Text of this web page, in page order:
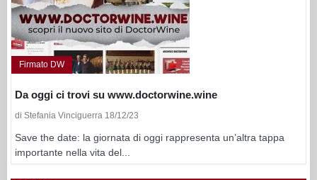
Firmato DW
Da oggi ci trovi su www.doctorwine.wine
di Stefania Vinciguerra 18/12/23
Save the date: la giornata di oggi rappresenta un’altra tappa
importante nella vita del...